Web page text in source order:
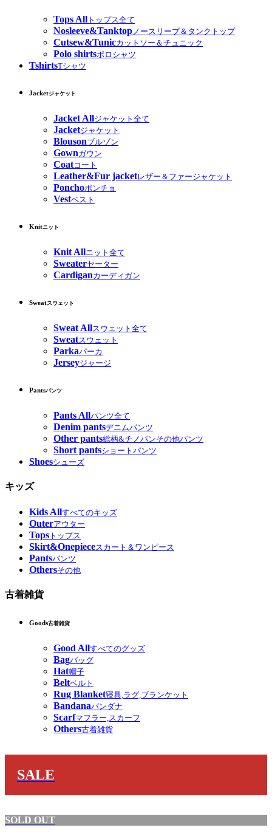
Tops All トップス全て
Nosleeve&Tanktopノースリーブ＆タンクトップ
Cutsew&Tunicカットソー＆チュニック
Polo shirtsポロシャツ
TshirtsTシャツ
Jacketジャケット
Jacket Allジャケット全て
Jacketジャケット
Blousonブルゾン
Gownガウン
Coatコート
Leather&Fur jacketレザー＆ファージャケット
Ponchoポンチョ
Vestベスト
Knitニット
Knit Allニット全て
Sweaterセーター
Cardiganカーディガン
Sweatスウェット
Sweat Allスウェット全て
Sweatスウェット
Parkaパーカ
Jerseyジャージ
Pantsパンツ
Pants Allパンツ全て
Denim pantsデニムパンツ
Other pants総柄&チノパンその他パンツ
Short pantsショートパンツ
Shoesシューズ
キッズ
Kids Allすべてのキッズ
Outerアウター
Tops トップス
Skirt&Onepieceスカート＆ワンピース
Pantsパンツ
Othersその他
古着雑貨
Goods古着雑貨
Good Allすべてのグッズ
Bagバッグ
Hat帽子
Beltベルト
Rug Blanket寝具,ラグ,ブランケット
Bandanaバンダナ
Scarfマフラー,スカーフ
Others古着雑貨
SALE
SOLD OUT